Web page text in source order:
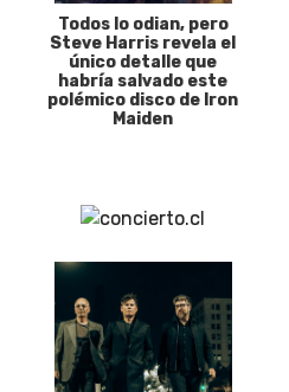
Todos lo odian, pero
Steve Harris revela el
único detalle que
habría salvado este
polémico disco de Iron
Maiden